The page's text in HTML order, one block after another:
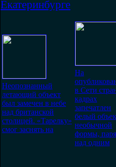
Екатеринбурге
Неопознанный
летающий объект
был замечен в небе
над британской
столицей. «Тарелку»
смог заснять на
На
в Сети
кадрах
запечатлен
белый
необычной
формы,
над одним